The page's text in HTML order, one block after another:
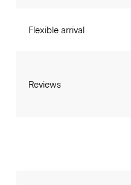
Flexible arrival
Reviews